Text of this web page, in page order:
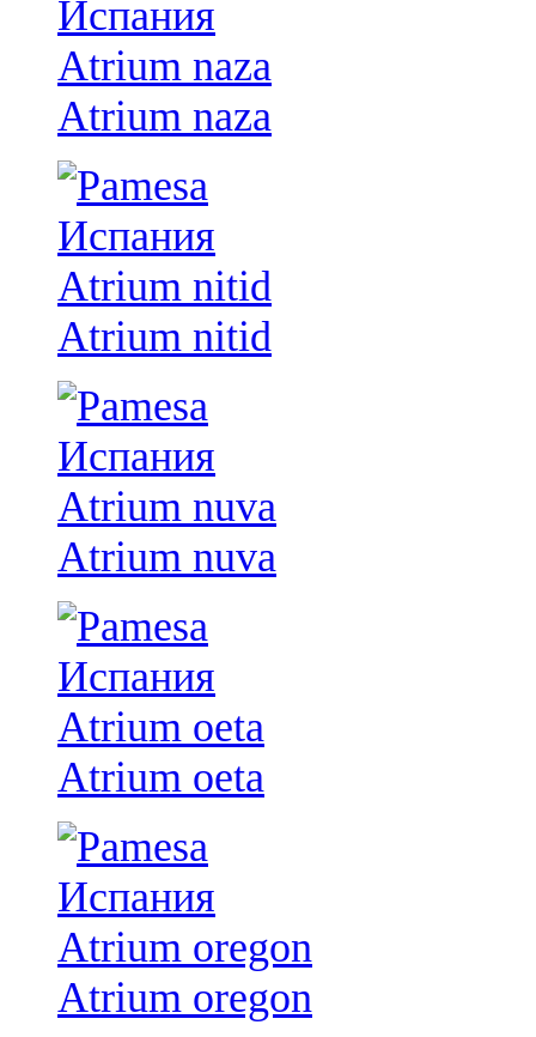
Atrium naza
Atrium nitid
Atrium nuva
Atrium oeta
Atrium oregon